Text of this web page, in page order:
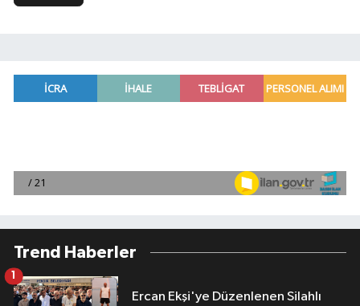
Trend Haberler
Ercan Ekşi'ye Düzenlenen Silahlı
1